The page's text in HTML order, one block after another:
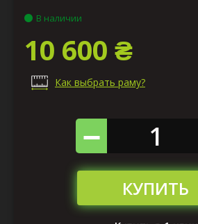
В наличии
10 600 ₴
Как выбрать раму?
КУПИТЬ